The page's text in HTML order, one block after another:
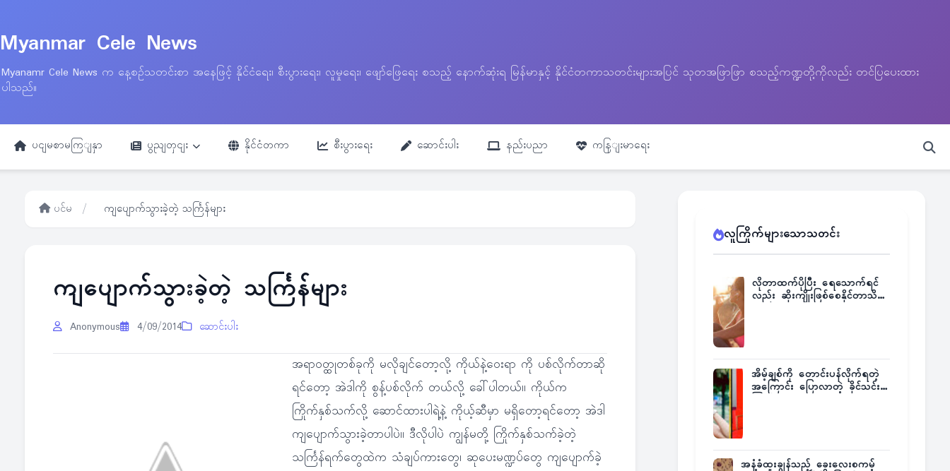
Myanmar Cele News
Myanamr Cele News က နေ့စဉ်သတင်းစာ အနေဖြင့် နိုင်ငံရေး၊ စီးပွားရေး၊ လူမှုရေး၊ ဖျော်ဖြေရေး စသည့် နောက်ဆုံးရ မြန်မာနှင့် နိုင်ငံတကာသတင်းများအပြင် သုတအဖြာဖြာ စသည့်ကဏ္ဍတို့ကိုလည်း တင်ပြပေးထား
ပါသည်။
ပငျမစာမကြျနှာ ပွညျတှငျး နိုင်ငံတကာ စီးပွားရေး ဆောင်းပါး နည်းပညာ ကနြျးမာရေး
ပင်မ / ကျပျောက်သွားခဲ့တဲ့ သင်္ကြန်များ
ကျပျောက်သွားခဲ့တဲ့ သင်္ကြန်များ
Anonymous 4/09/2014 ဆောင်းပါး
အရာဝတ္ထုတစ်ခုကို မလိုချင်တော့လို့ ကိုယ်နဲ့ဝေးရာ ကို ပစ်လိုက်တာဆို
ရင်တော့ အဲဒါကို စွန့်ပစ်လိုက် တယ်လို့ ခေါ်ပါတယ်။ ကိုယ်က
ကြိုက်နှစ်သက်လို့ ဆောင်ထားပါရဲ့နဲ့ ကိုယ့်ဆီမှာ မရှိတော့ရင်တော့ အဲဒါ
ကျပျောက်သွားခဲ့တာပါပဲ။ ဒီလိုပါပဲ ကျွန်မတို့ ကြိုက်နှစ်သက်ခဲ့တဲ့
သင်္ကြန်ရက်တွေထဲက သံချပ်ကားတွေ၊ ဆုပေးမဏ္ဍပ်တွေ ကျပျောက်ခဲ့
လူကြိုက်များသောသတင်း
လိုတာထက်ပိုပြီး ရေသောက်ရင်
လည်း ဆိုးကျိုးဖြစ်စေနိုင်တာသိရဲ့
အိမ့်ချစ်ကို တောင်းပန်လိုက်ရတဲ့
အကြောင်း ပြောလာတဲ့ ခိုင်သင်း
အနံ့ခံထူးချွန်သည့် ခွေးလေးစကမ့်